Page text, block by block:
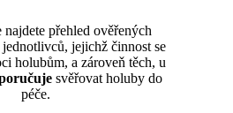
najdete přehled ověřených
jejichž činnost se
holubům, a zároveň těch, u
svěřovat holuby do
péče.